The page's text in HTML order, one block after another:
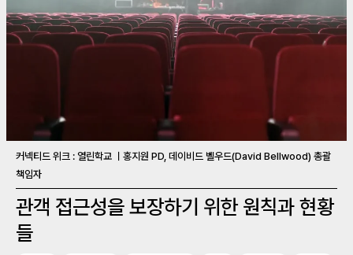
커넥티드 위크 : 열린학교 ㅣ홍지원 PD, 데이비드 벨우드(David Bellwood) 총괄
책임자
관객 접근성을 보장하기 위한 원칙과 현황
들